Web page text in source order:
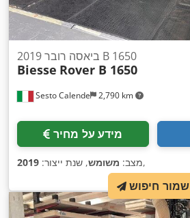
Sesto Calende 2,790 km
2019 ביאסה רובר B 1650
Biesse Rover B 1650
מידע על מחיר
מצב: משומש, שנת ייצור: 2019 ,
שמור חיפוש